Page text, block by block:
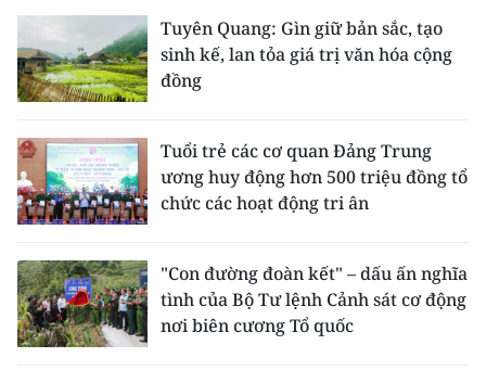
Media Y tế
Media Khoa học - Công nghệ
Ảnh
Infographic
TIN MỚI
TIN ĐỊA PHƯƠNG
Tuyên Quang: Gìn giữ bản sắc, tạo
sinh kế, lan tỏa giá trị văn hóa cộng
đồng
Tuổi trẻ các cơ quan Đảng Trung
ương huy động hơn 500 triệu đồng tổ
chức các hoạt động tri ân
"Con đường đoàn kết" – dấu ấn nghĩa
tình của Bộ Tư lệnh Cảnh sát cơ động
nơi biên cương Tổ quốc